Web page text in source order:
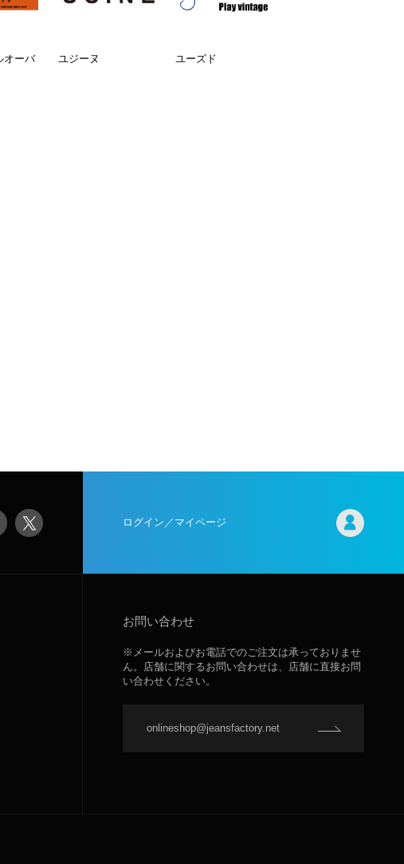
オーバ
ユジーヌ ユーズド
ログイン／マイページ
お問い合わせ
※メールおよびお電話でのご注文は承っておりませ
ん。店舗に関するお問い合わせは、店舗に直接お問
い合わせください。
onlineshop@jeansfactory.net